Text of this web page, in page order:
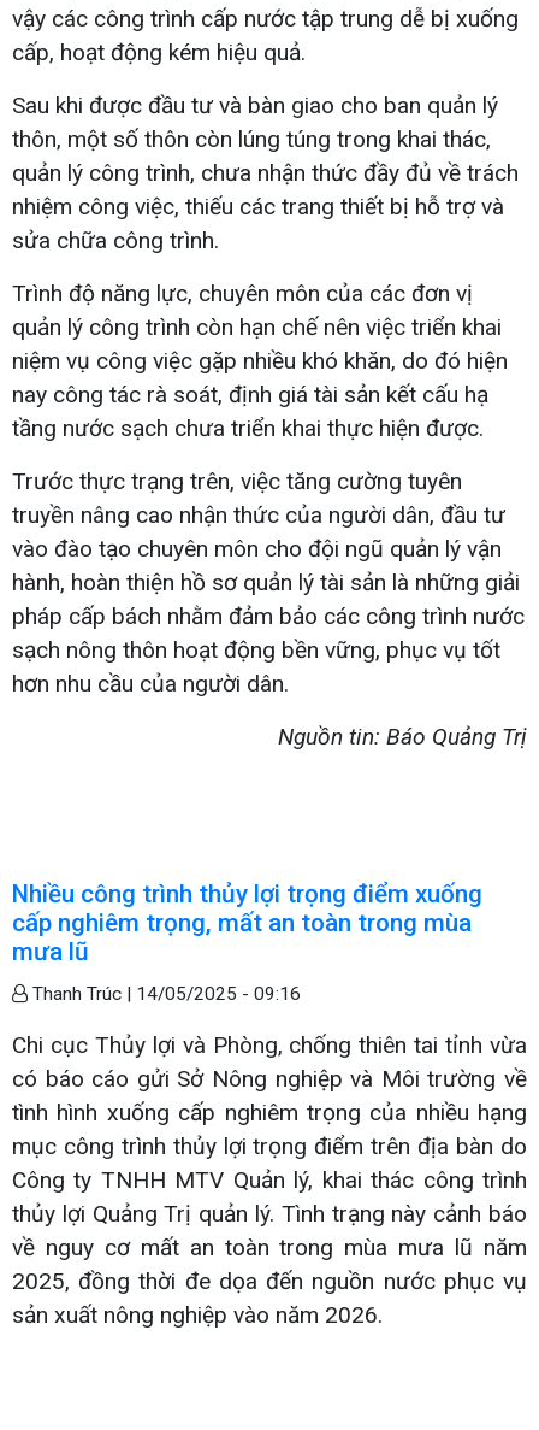
vậy các công trình cấp nước tập trung dễ bị xuống
cấp, hoạt động kém hiệu quả.
Sau khi được đầu tư và bàn giao cho ban quản lý
thôn, một số thôn còn lúng túng trong khai thác,
quản lý công trình, chưa nhận thức đầy đủ về trách
nhiệm công việc, thiếu các trang thiết bị hỗ trợ và
sửa chữa công trình.
Trình độ năng lực, chuyên môn của các đơn vị
quản lý công trình còn hạn chế nên việc triển khai
niệm vụ công việc gặp nhiều khó khăn, do đó hiện
nay công tác rà soát, định giá tài sản kết cấu hạ
tầng nước sạch chưa triển khai thực hiện được.
Trước thực trạng trên, việc tăng cường tuyên
truyền nâng cao nhận thức của người dân, đầu tư
vào đào tạo chuyên môn cho đội ngũ quản lý vận
hành, hoàn thiện hồ sơ quản lý tài sản là những giải
pháp cấp bách nhằm đảm bảo các công trình nước
sạch nông thôn hoạt động bền vững, phục vụ tốt
hơn nhu cầu của người dân.
Nguồn tin: Báo Quảng Trị
Nhiều công trình thủy lợi trọng điểm xuống
cấp nghiêm trọng, mất an toàn trong mùa
mưa lũ
Thanh Trúc | 14/05/2025 - 09:16
Chi cục Thủy lợi và Phòng, chống thiên tai tỉnh vừa
có báo cáo gửi Sở Nông nghiệp và Môi trường về
tình hình xuống cấp nghiêm trọng của nhiều hạng
mục công trình thủy lợi trọng điểm trên địa bàn do
Công ty TNHH MTV Quản lý, khai thác công trình
thủy lợi Quảng Trị quản lý. Tình trạng này cảnh báo
về nguy cơ mất an toàn trong mùa mưa lũ năm
2025, đồng thời đe dọa đến nguồn nước phục vụ
sản xuất nông nghiệp vào năm 2026.